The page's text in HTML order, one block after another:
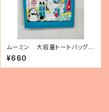
ムーミン 大容量トートバッグ
（ポリプロピレン製）「Moomin
on cover」
¥660